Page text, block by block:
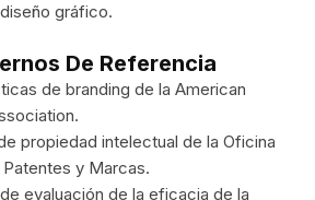
gráfico.
De Referencia
de branding de la American
propiedad intelectual de la Oficina
Patentes y Marcas.
evaluación de la eficacia de la